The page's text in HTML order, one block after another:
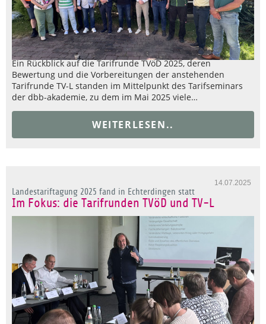
Ein Rückblick auf die Tarifrunde TVöD 2025, deren
Bewertung und die Vorbereitungen der anstehenden
Tarifrunde TV-L standen im Mittelpunkt des Tarifseminars
der dbb-akademie, zu dem im Mai 2025 viele…
WEITERLESEN..
14.07.2025
Landestariftagung 2025 fand in Echterdingen statt
Im Fokus: die Tarifrunden TVöD und TV-L